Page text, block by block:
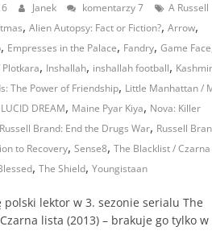
Janek komentarzy 7
A Russell
, Alien Autopsy: Fact or Fiction?, Arrow,
, Empresses in the Palace, Fandry, Game Face
, Inshallah, inshallah football, Kashmir
The Power of Friendship, Little Manhattan /
LUCID DREAM, Maine Pyar Kiya, Nova: Killer
Russell Brand: End the Drugs War, Russell
to Recovery, Sense8, The Blacklist /
, The Shield, Youngistaan
polski lektor w 3. sezonie serialu The
lista (2013) – brakuje go tylko w